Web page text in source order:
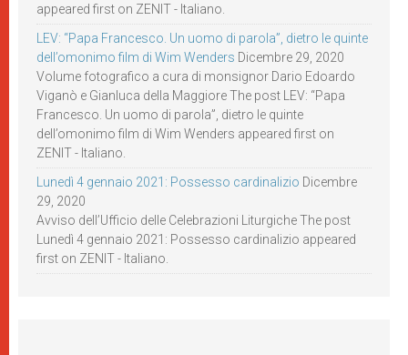
appeared first on ZENIT - Italiano.
LEV: “Papa Francesco. Un uomo di parola”, dietro le quinte
dell’omonimo film di Wim Wenders Dicembre 29, 2020
Volume fotografico a cura di monsignor Dario Edoardo
Viganò e Gianluca della Maggiore The post LEV: “Papa
Francesco. Un uomo di parola”, dietro le quinte
dell’omonimo film di Wim Wenders appeared first on
ZENIT - Italiano.
Lunedì 4 gennaio 2021: Possesso cardinalizio Dicembre
29, 2020
Avviso dell’Ufficio delle Celebrazioni Liturgiche The post
Lunedì 4 gennaio 2021: Possesso cardinalizio appeared
first on ZENIT - Italiano.